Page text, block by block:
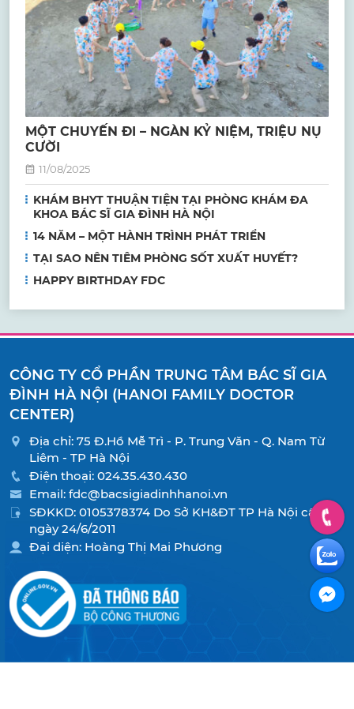
MỘT CHUYẾN ĐI – NGÀN KỶ NIỆM, TRIỆU NỤ
CƯỜI
11/08/2025
KHÁM BHYT THUẬN TIỆN TẠI PHÒNG KHÁM ĐA
KHOA BÁC SĨ GIA ĐÌNH HÀ NỘI
14 NĂM – MỘT HÀNH TRÌNH PHÁT TRIỂN
TẠI SAO NÊN TIÊM PHÒNG SỐT XUẤT HUYẾT?
HAPPY BIRTHDAY FDC
CÔNG TY CỔ PHẦN TRUNG TÂM BÁC SĨ GIA
ĐÌNH HÀ NỘI (HANOI FAMILY DOCTOR
CENTER)
Địa chỉ: 75 Đ.Hồ Mễ Trì - P. Trung Văn - Q. Nam Từ
Liêm - TP Hà Nội
Điện thoại: 024.35.430.430
Email: fdc@bacsigiadinhhanoi.vn
SĐKKD: 0105378374 Do Sở KH&ĐT TP Hà Nội cấp
ngày 24/6/2011
Đại diện: Hoàng Thị Mai Phương